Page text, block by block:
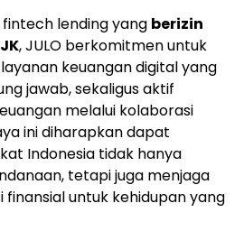
lending yang berizin
, JULO berkomitmen untuk
keuangan digital yang
jawab, sekaligus aktif
melalui kolaborasi
ini diharapkan dapat
Indonesia tidak hanya
tetapi juga menjaga
finansial untuk kehidupan yang